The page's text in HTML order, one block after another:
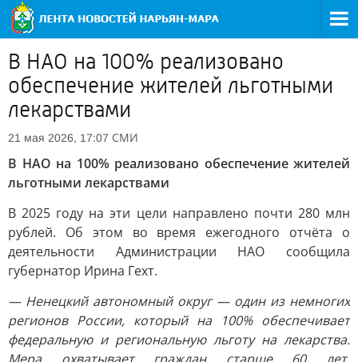
В НАО на 100% реализовано
обеспечение жителей льготными
лекарствами
21 мая 2026, 17:07 СМИ
В НАО на 100% реализовано обеспечение жителей
льготными лекарствами
В 2025 году на эти цели направлено почти 280 млн
рублей. Об этом во время ежегодного отчёта о
деятельности Администрации НАО сообщила
губернатор Ирина Гехт.
— Ненецкий автономный округ — один из немногих
регионов России, который на 100% обеспечивает
федеральную и региональную льготу на лекарства.